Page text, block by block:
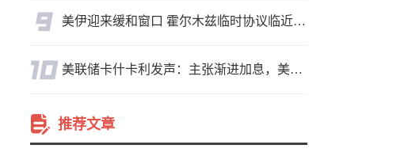
美伊迎来缓和窗口 霍尔木兹临时协议临近落地
美联储卡什卡利发声：主张渐进加息，美联储内部政策分歧
推荐文章